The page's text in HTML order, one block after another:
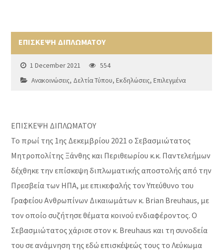
ΕΠΙΣΚΕΨΗ ΔΙΠΛΩΜΑΤΟΥ
1 December 2021
554
Ανακοινώσεις, Δελτία Τύπου,Εκδηλώσεις,Επιλεγμένα
ΕΠΙΣΚΕΨΗ ΔΙΠΛΩΜΑΤΟΥ
Το πρωί της 1ης Δεκεμβρίου 2021 ο Σεβασμιώτατος
Μητροπολίτης Ξάνθης και Περιθεωρίου κ.κ. Παντελεήμων
δέχθηκε την επίσκεψη διπλωματικής αποστολής από την
Πρεσβεία των ΗΠΑ, με επικεφαλής τον Υπεύθυνο του
Γραφείου Ανθρωπίνων Δικαιωμάτων κ. Brian Breuhaus, με
τον οποίο συζήτησε θέματα κοινού ενδιαφέροντος. Ο
Σεβασμιώτατος χάρισε στον κ. Breuhaus και τη συνοδεία
του σε ανάμνηση της εδώ επισκέψεώς τους το Λεύκωμα